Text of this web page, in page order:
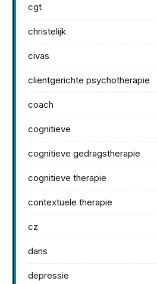
cgt
christelijk
civas
clientgerichte psychotherapie
coach
cognitieve
cognitieve gedragstherapie
cognitieve therapie
contextuele therapie
cz
dans
depressie